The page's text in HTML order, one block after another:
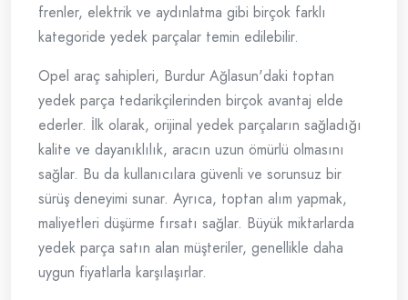
frenler, elektrik ve aydınlatma gibi birçok farklı
kategoride yedek parçalar temin edilebilir.
Opel araç sahipleri, Burdur Ağlasun'daki toptan
yedek parça tedarikçilerinden birçok avantaj elde
ederler. İlk olarak, orijinal yedek parçaların sağladığı
kalite ve dayanıklılık, aracın uzun ömürlü olmasını
sağlar. Bu da kullanıcılara güvenli ve sorunsuz bir
sürüş deneyimi sunar. Ayrıca, toptan alım yapmak,
maliyetleri düşürme fırsatı sağlar. Büyük miktarlarda
yedek parça satın alan müşteriler, genellikle daha
uygun fiyatlarla karşılaşırlar.